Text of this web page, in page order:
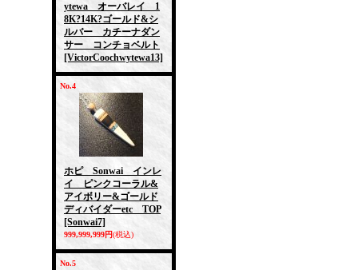
ytewa オーバレイ 1
8K?14K?ゴールド&シ
ルバー カチーナダン
サー コンチョベルト
[VictorCoochwytewa13]
No.4
ホピ Sonwai インレ
イ ピンクコーラル&
アイボリー&ゴールド
ディバイダーetc TOP
[Sonwai7]
999,999,999円(税込)
No.5